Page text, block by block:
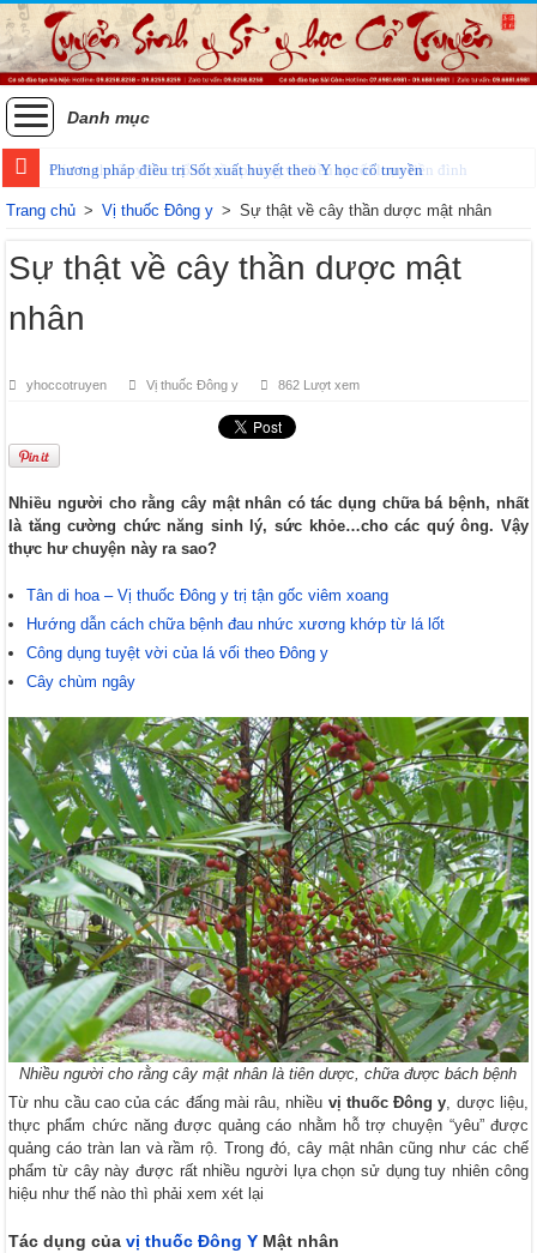
Danh mục
Phương pháp điều trị Sốt xuất huyết theo Y học cổ truyền
Trang chủ > Vị thuốc Đông y > Sự thật về cây thần dược mật nhân
Sự thật về cây thần dược mật
nhân
yhoccotruyen Vị thuốc Đông y 862 Lượt xem
Nhiều người cho rằng cây mật nhân có tác dụng chữa bá bệnh, nhất
là tăng cường chức năng sinh lý, sức khỏe…cho các quý ông. Vậy
thực hư chuyện này ra sao?
Tân di hoa – Vị thuốc Đông y trị tận gốc viêm xoang
Hướng dẫn cách chữa bệnh đau nhức xương khớp từ lá lốt
Công dụng tuyệt vời của lá vối theo Đông y
Cây chùm ngây
Nhiều người cho rằng cây mật nhân là tiên dược, chữa được bách bệnh
Từ nhu cầu cao của các đấng mài râu, nhiều vị thuốc Đông y, dược liệu,
thực phẩm chức năng được quảng cáo nhằm hỗ trợ chuyện “yêu” được
quảng cáo tràn lan và rầm rộ. Trong đó, cây mật nhân cũng như các chế
phẩm từ cây này được rất nhiều người lựa chọn sử dụng tuy nhiên công
hiệu như thế nào thì phải xem xét lại
Tác dụng củavị thuốc Đông Y Mật nhân